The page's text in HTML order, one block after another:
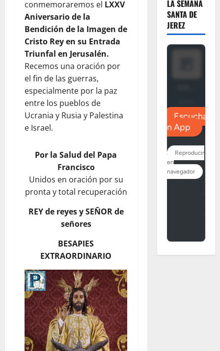
conmemoraremos el LXXV
Aniversario de la
Bendición de la Imagen de
Cristo Rey en su Entrada
Triunfal en Jerusalén.
Recemos una oración por
el fin de las guerras,
especialmente por la paz
entre los pueblos de
Ucrania y Rusia y Palestina
e Israel.
Por la Salud del Papa
Francisco
Unidos en oración por su
pronta y total recuperación
REY de reyes y SEÑOR de
señores
BESAPIES
EXTRAORDINARIO
LA SEMANA
SANTA DE
JEREZ